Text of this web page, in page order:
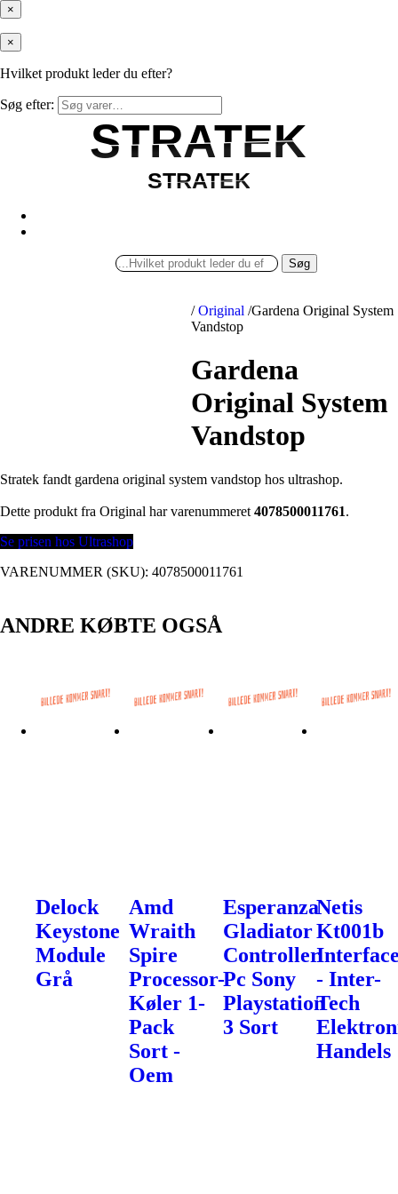
×
×
Hvilket produkt leder du efter?
Søg efter:
STRATEK
STRATEK
STRATEK
STRATEK
Søg
/ Original /Gardena Original System
Vandstop
Gardena
Original System
Vandstop
Stratek fandt gardena original system vandstop hos ultrashop.
Dette produkt fra Original har varenummeret 4078500011761.
Se prisen hos Ultrashop
VARENUMMER (SKU): 4078500011761
ANDRE KØBTE OGSÅ
Delock
Keystone
Module
Grå
Amd
Wraith
Spire
Processor-
Køler 1-
Pack
Sort -
Oem
Esperanza
Gladiator
Controller
Pc Sony
Playstation
3 Sort
Netis
Kt001b
- Inter-
Tech
Handels